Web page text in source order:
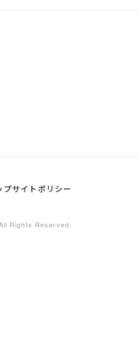
プサイトポリシー
Rights Reserved.